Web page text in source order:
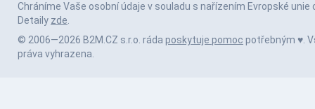
Chráníme Vaše osobní údaje v souladu s nařízením Evropské unie
Detaily zde.
© 2006—2026 B2M.CZ s.r.o. ráda poskytuje pomoc potřebným ♥️.
práva vyhrazena.